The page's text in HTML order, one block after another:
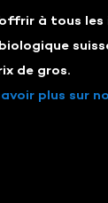
à tous
de gros.
plus sur